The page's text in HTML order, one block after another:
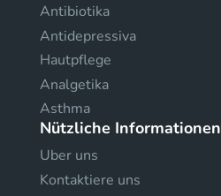
Antibiotika
Antidepressiva
Hautpflege
Analgetika
Asthma
Nützliche Informationen
Uber uns
Kontaktiere uns